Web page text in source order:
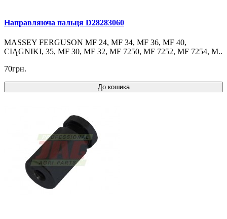
Направляюча пальця D28283060
MASSEY FERGUSON MF 24, MF 34, MF 36, MF 40,
CIĄGNIKI, 35, MF 30, MF 32, MF 7250, MF 7252, MF 7254, M..
70грн.
До кошика